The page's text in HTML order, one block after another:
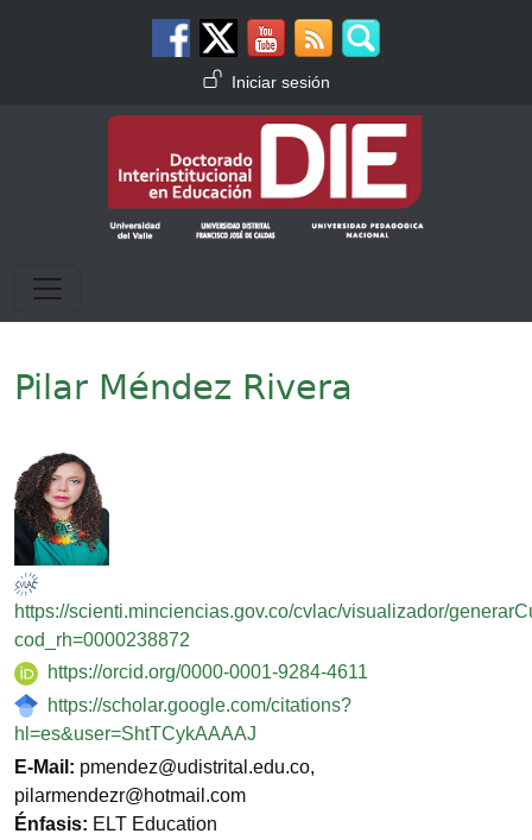
Menú de cuenta de usuario
Iniciar sesión
Pilar Méndez Rivera
Imagen
https://scienti.minciencias.gov.co/cvlac/visualizador/
cod_rh=0000238872
https://orcid.org/0000-0001-9284-4611
https://scholar.google.com/citations?
hl=es&user=ShtTCykAAAAJ
E-Mail: pmendez@udistrital.edu.co,
pilarmendezr@hotmail.com
Énfasis: ELT Education